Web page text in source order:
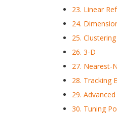
23. Linear
24.
25.
26. 3-D
27. Nearest-
28. Tracking
29.
30. Tuning